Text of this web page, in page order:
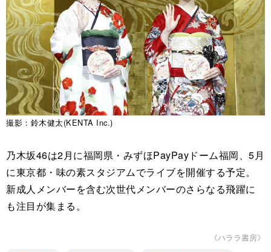
撮影：鈴木健太(KENTA Inc.)
乃木坂46は2月に福岡県・みずほPayPayドーム福岡、5月
に東京都・味の素スタジアムでライブを開催する予定。
新成人メンバーを含む次世代メンバーのさらなる飛躍に
も注目が集まる。
《ハララ書房》